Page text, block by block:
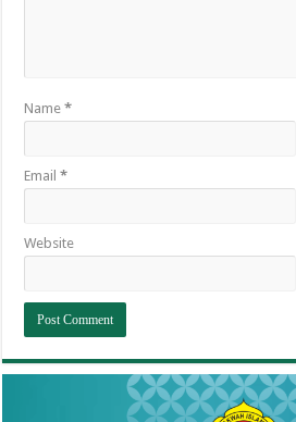
Name*
Email*
Website